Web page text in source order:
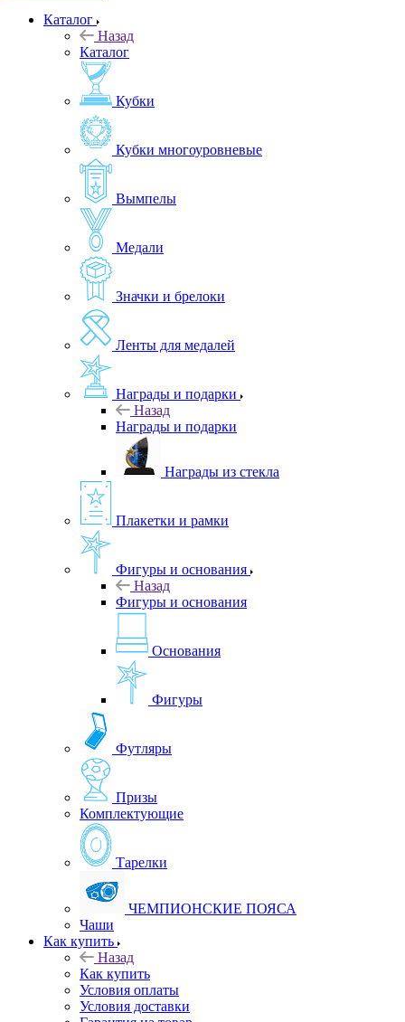
Каталог
Назад
Каталог
Кубки
Кубки многоуровневые
Вымпелы
Медали
Значки и брелоки
Ленты для медалей
Награды и подарки
Назад
Награды и подарки
Награды из стекла
Плакетки и рамки
Фигуры и основания
Назад
Фигуры и основания
Основания
Фигуры
Футляры
Призы
Комплектующие
Тарелки
ЧЕМПИОНСКИЕ ПОЯСА
Чаши
Как купить
Назад
Как купить
Условия оплаты
Условия доставки